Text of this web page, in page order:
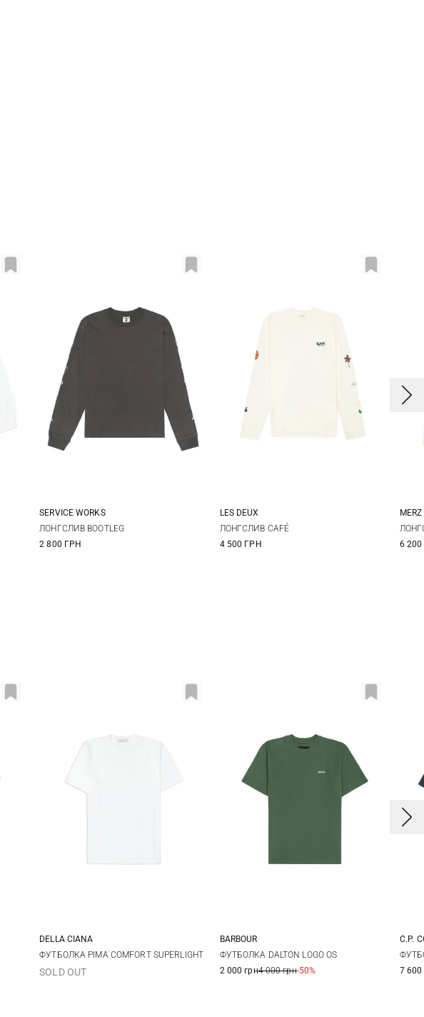
M L
SERVICE WORKS
ЛОНГСЛИВ BOOTLEG
2 800 ГРН
S M
LES DEUX
ЛОНГСЛИВ CAFÉ
4 500 ГРН
S
6
48 50 52 54
DELLA CIANA
ФУТБОЛКА PIMA COMFORT SUPERLIGHT
SOLD OUT
36 38 40
BARBOUR
ФУТБОЛКА DALTON LOGO OS
2 000 грн4 000 грн-50%
M
C.P.
7 600